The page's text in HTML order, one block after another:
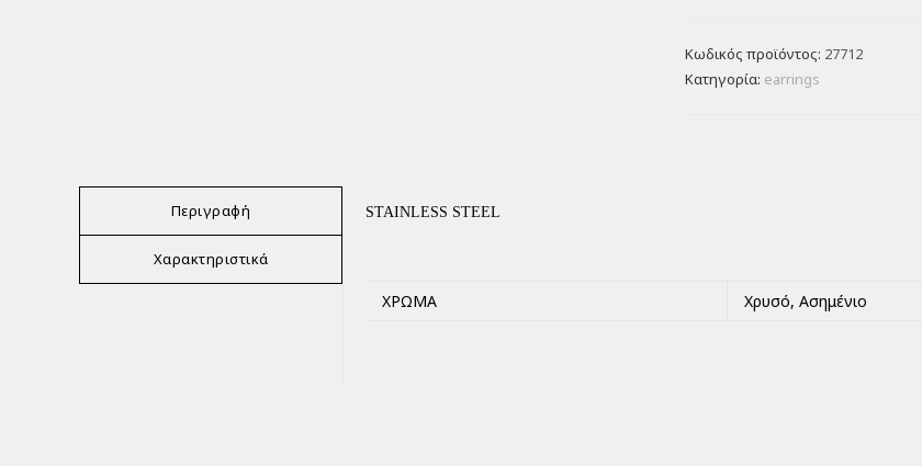
Κωδικός προϊόντος: 27712
Κατηγορία: earrings
Περιγραφή
Χαρακτηριστικά
STAINLESS STEEL
ΧΡΏΜΑ Χρυσό, Ασημένιο